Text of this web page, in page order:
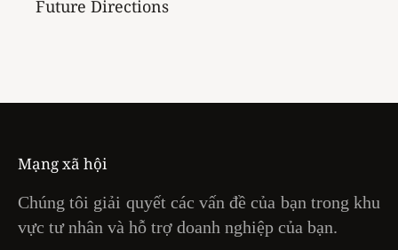
Future Directions
Mạng xã hội
Chúng tôi giải quyết các vấn đề của bạn trong khu
vực tư nhân và hỗ trợ doanh nghiệp của bạn.